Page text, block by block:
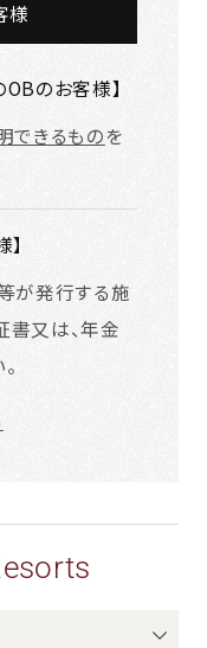
様
のお客様】
できるものを
が発行する施
書又は、年金